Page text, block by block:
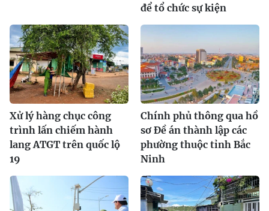
để tổ chức sự kiện
Xử lý hàng chục công
trình lấn chiếm hành
lang ATGT trên quốc lộ
19
Chính phủ thông qua hồ
sơ Đề án thành lập các
phường thuộc tỉnh Bắc
Ninh